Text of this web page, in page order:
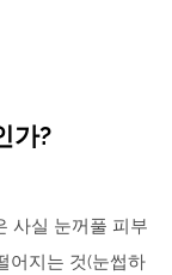
가?
사실 눈꺼풀 피부
어지는 것(눈썹하